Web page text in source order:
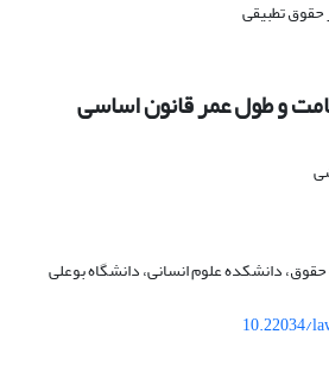
و طول عمر قانون اساسی
دانشکده علوم انسانی، دانشگاه بوعلی
10.22034/